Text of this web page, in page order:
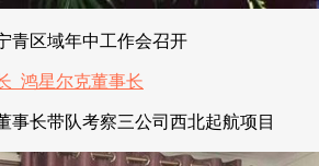
青区域年中工作会召开
事长带队考察三公司西北起航项目